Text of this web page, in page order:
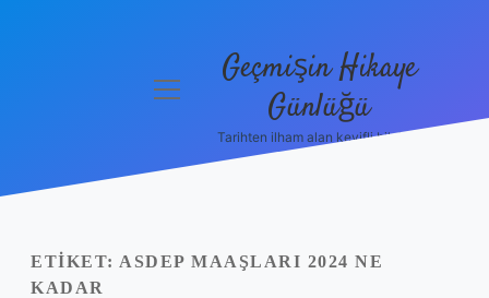
Yasal Uyarı
menüyü
Geçmişin Hikaye
Günlüğü
Tarihten ilham alan keyifli bilgiler!
ETIKET: ASDEP MAAŞLARI 2024 NE
KADAR